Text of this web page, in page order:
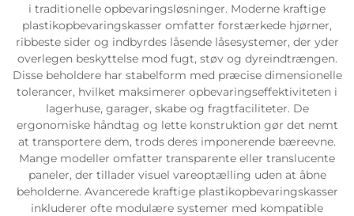
i traditionelle opbevaringsløsninger. Moderne kraftige
plastikopbevaringskasser omfatter forstærkede hjørner,
ribbeste sider og indbyrdes låsende låsesystemer, der yder
overlegen beskyttelse mod fugt, støv og dyreindtrængen.
Disse beholdere har stabelform med præcise dimensionelle
tolerancer, hvilket maksimerer opbevaringseffektiviteten i
lagerhuse, garager, skabe og fragtfaciliteter. De
ergonomiske håndtag og lette konstruktion gør det nemt
at transportere dem, trods deres imponerende bæreevne.
Mange modeller omfatter transparente eller translucente
paneler, der tillader visuel vareoptælling uden at åbne
beholderne. Avancerede kraftige plastikopbevaringskasser
inkluderer ofte modulære systemer med kompatible